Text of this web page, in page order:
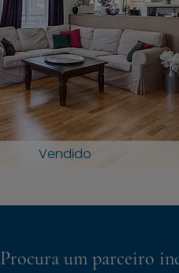
Vendido
Procura um parceiro